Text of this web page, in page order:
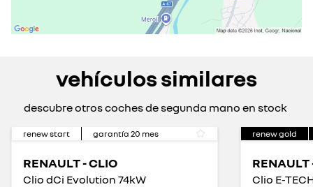
vehículos similares
descubre otros coches de segunda mano en stock
renew start garantía 20 mes
RENAULT - CLIO
Clio dCi Evolution 74kW
renew gold
RENAULT